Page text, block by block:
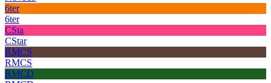
6ter
6ter
CSta
CStar
RMCS
RMCS
RMCD